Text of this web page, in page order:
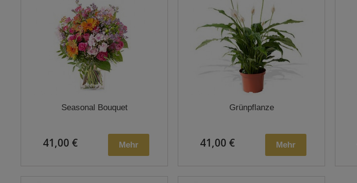
Seasonal Bouquet
41,00 € Mehr
Grünpflanze
41,00 € Mehr